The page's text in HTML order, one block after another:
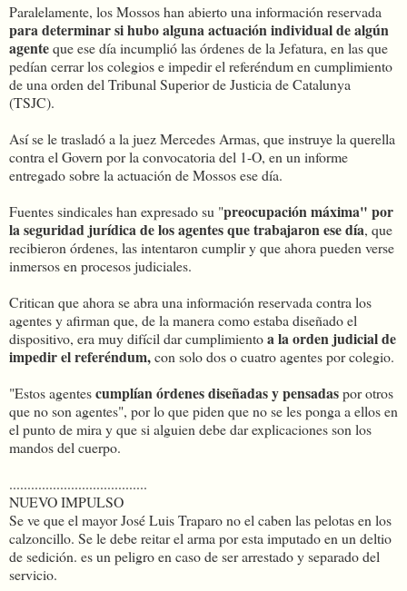
Paralelamente, los Mossos han abierto una información reservada
para determinar si hubo alguna actuación individual de algún
agenteque ese día incumplió las órdenes de la Jefatura, en las que
pedían cerrar los colegios e impedir el referéndum en cumplimiento
de una orden del Tribunal Superior de Justicia de Catalunya
(TSJC).
Así se le trasladó a la juez Mercedes Armas, que instruye la querella
contra el Govern por la convocatoria del 1-O, en un informe
entregado sobre la actuación de Mossos ese día.
Fuentes sindicales han expresado su "preocupación máxima" por
la seguridad jurídica de los agentes que trabajaron ese día, que
recibieron órdenes, las intentaron cumplir y que ahora pueden verse
inmersos en procesos judiciales.
Critican que ahora se abra una información reservada contra los
agentes y afirman que, de la manera como estaba diseñado el
dispositivo, era muy difícil dar cumplimientoa la orden judicial de
impedir el referéndum,con solo dos o cuatro agentes por colegio.
"Estos agentescumplían órdenes diseñadas y pensadaspor otros
que no son agentes", por lo que piden que no se les ponga a ellos en
el punto de mira y que si alguien debe dar explicaciones son los
mandos del cuerpo.
......................................
NUEVO IMPULSO
Se ve que el mayor José Luis Traparo no el caben las pelotas en los
calzoncillo. Se le debe reitar el arma por esta imputado en un deltio
de sedición. es un peligro en caso de ser arrestado y separado del
servicio.